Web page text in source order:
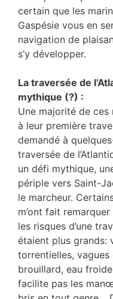
certain que les
Gaspésie vous en
navigation de
s’y développer.
La traversée de
mythique (?) :
Une majorité de ces
à leur première
demandé à
traversée de
un défi mythique,
périple vers Saint-
le marcheur.
m’ont fait
les risques d’une
étaient plus grands:
torrentielles, vagues
brouillard, eau
facilite pas les